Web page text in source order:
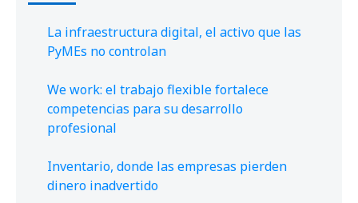
La infraestructura digital, el activo que las
PyMEs no controlan
We work: el trabajo flexible fortalece
competencias para su desarrollo
profesional
Inventario, donde las empresas pierden
dinero inadvertido